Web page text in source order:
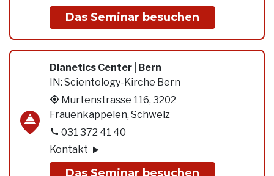
Das Seminar besuchen
Dianetics Center | Bern
IN: Scientology-Kirche Bern
Murtenstrasse 116, 3202
Frauenkappelen, Schweiz
031 372 41 40
Kontakt
Das Seminar besuchen